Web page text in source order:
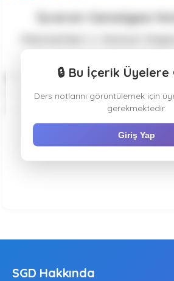
İşveren Genelgesi
Hizmetleri + Konut
📚 İşveren Genelgesi Modülü 8/8 ✨
Notu #8 · Ev Hizmetleri (Ek-9), Konut
Hususlar 5510 Ek-9 madde (6552
🔒 Bu İçerik
Ders notlarını görüntülemek için
gerekmektedir.
Giriş Yap
SGD Hakkında